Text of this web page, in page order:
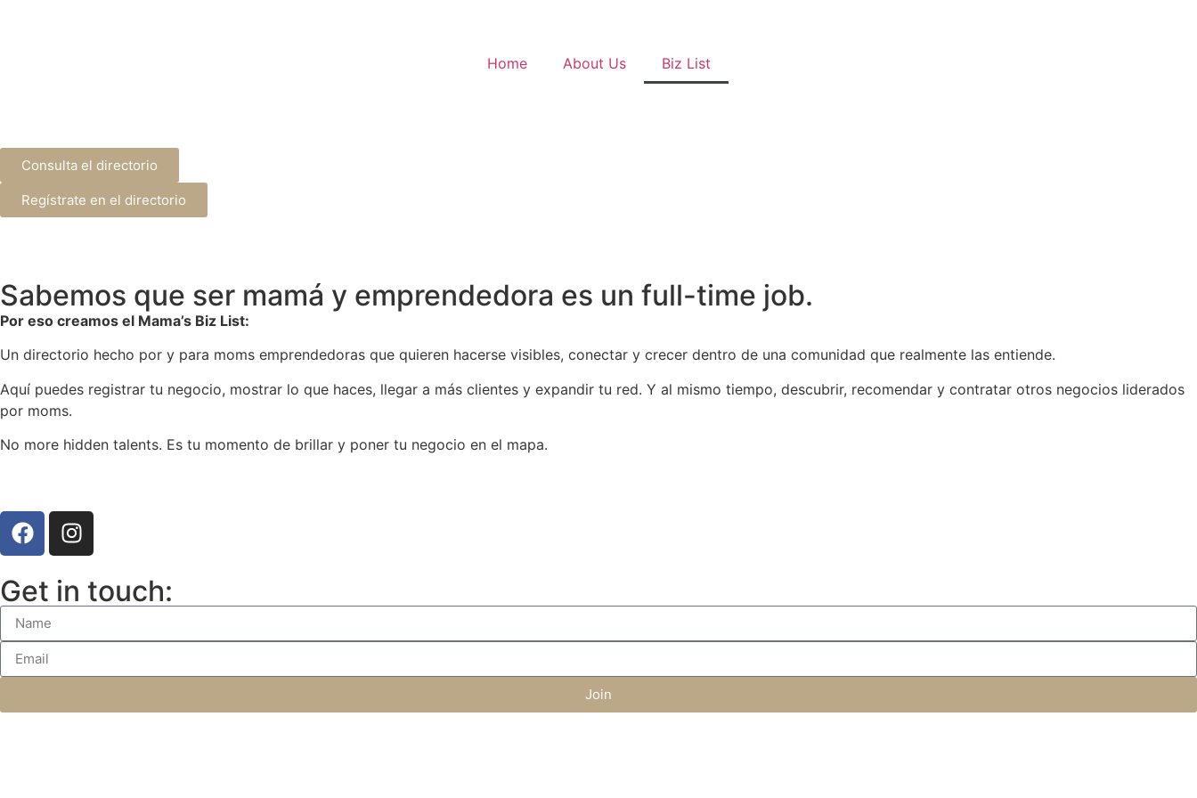
Home About Us Biz List
Consulta el directorio
Regístrate en el directorio
Sabemos que ser mamá y emprendedora es un full-time job.
Por eso creamos el Mama’s Biz List:
Un directorio hecho por y para moms emprendedoras que quieren hacerse visibles, conectar y crecer dentro de una comunidad que realmente las entiende.
Aquí puedes registrar tu negocio, mostrar lo que haces, llegar a más clientes y expandir tu red. Y al mismo tiempo, descubrir, recomendar y contratar otros negocios liderados
por moms.
No more hidden talents. Es tu momento de brillar y poner tu negocio en el mapa.
Get in touch:
Join